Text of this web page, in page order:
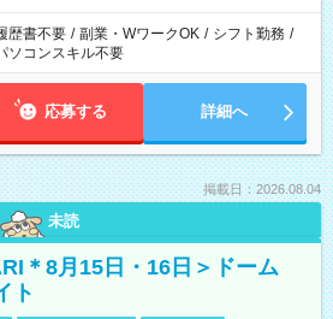
歴書不要 / 副業・WワークOK / シフト勤務 /
ソコンスキル不要
応募する 詳細へ
掲載日：2026.08.04
未読
＊8月15日・16日＞ドーム
ト